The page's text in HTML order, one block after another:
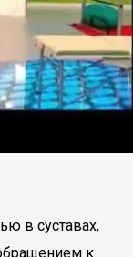
в суставах,
к